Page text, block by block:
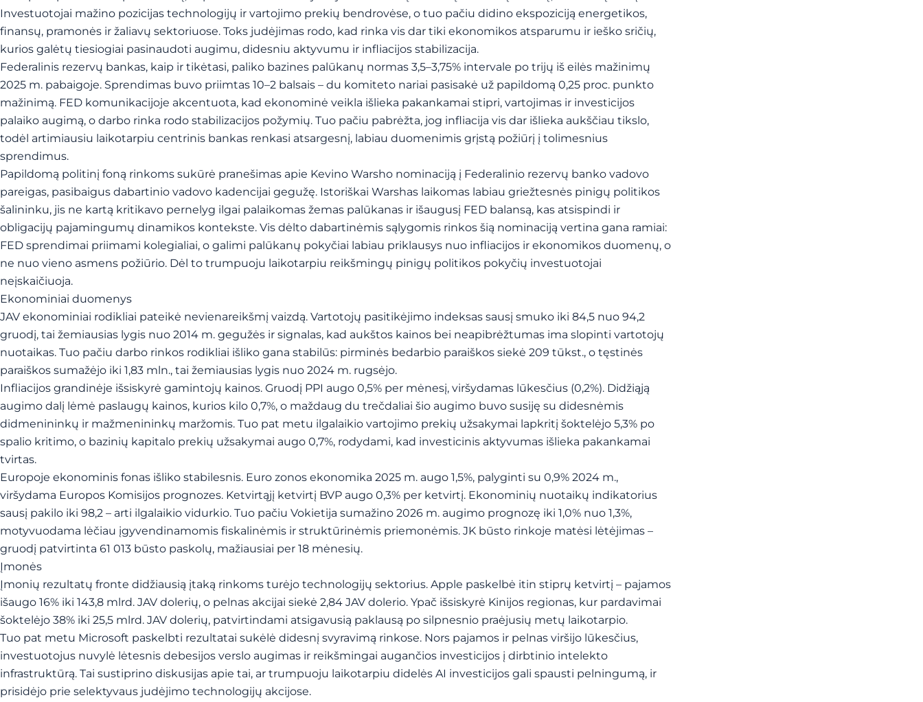
Investuotojai mažino pozicijas technologijų ir vartojimo prekių bendrovėse, o tuo pačiu didino ekspoziciją energetikos,
finansų, pramonės ir žaliavų sektoriuose. Toks judėjimas rodo, kad rinka vis dar tiki ekonomikos atsparumu ir ieško sričių,
kurios galėtų tiesiogiai pasinaudoti augimu, didesniu aktyvumu ir infliacijos stabilizacija.
Federalinis rezervų bankas, kaip ir tikėtasi, paliko bazines palūkanų normas 3,5–3,75% intervale po trijų iš eilės mažinimų
2025 m. pabaigoje. Sprendimas buvo priimtas 10–2 balsais – du komiteto nariai pasisakė už papildomą 0,25 proc. punkto
mažinimą. FED komunikacijoje akcentuota, kad ekonominė veikla išlieka pakankamai stipri, vartojimas ir investicijos
palaiko augimą, o darbo rinka rodo stabilizacijos požymių. Tuo pačiu pabrėžta, jog infliacija vis dar išlieka aukščiau tikslo,
todėl artimiausiu laikotarpiu centrinis bankas renkasi atsargesnį, labiau duomenimis grįstą požiūrį į tolimesnius
sprendimus.
Papildomą politinį foną rinkoms sukūrė pranešimas apie Kevino Warsho nominaciją į Federalinio rezervų banko vadovo
pareigas, pasibaigus dabartinio vadovo kadencijai gegužę. Istoriškai Warshas laikomas labiau griežtesnės pinigų politikos
šalininku, jis ne kartą kritikavo pernelyg ilgai palaikomas žemas palūkanas ir išaugusį FED balansą, kas atsispindi ir
obligacijų pajamingumų dinamikos kontekste. Vis dėlto dabartinėmis sąlygomis rinkos šią nominaciją vertina gana ramiai:
FED sprendimai priimami kolegialiai, o galimi palūkanų pokyčiai labiau priklausys nuo infliacijos ir ekonomikos duomenų, o
ne nuo vieno asmens požiūrio. Dėl to trumpuoju laikotarpiu reikšmingų pinigų politikos pokyčių investuotojai
neįskaičiuoja.
Ekonominiai duomenys
JAV ekonominiai rodikliai pateikė nevienareikšmį vaizdą. Vartotojų pasitikėjimo indeksas sausį smuko iki 84,5 nuo 94,2
gruodį, tai žemiausias lygis nuo 2014 m. gegužės ir signalas, kad aukštos kainos bei neapibrėžtumas ima slopinti vartotojų
nuotaikas. Tuo pačiu darbo rinkos rodikliai išliko gana stabilūs: pirminės bedarbio paraiškos siekė 209 tūkst., o tęstinės
paraiškos sumažėjo iki 1,83 mln., tai žemiausias lygis nuo 2024 m. rugsėjo.
Infliacijos grandinėje išsiskyrė gamintojų kainos. Gruodį PPI augo 0,5% per mėnesį, viršydamas lūkesčius (0,2%). Didžiąją
augimo dalį lėmė paslaugų kainos, kurios kilo 0,7%, o maždaug du trečdaliai šio augimo buvo susiję su didesnėmis
didmenininkų ir mažmenininkų maržomis. Tuo pat metu ilgalaikio vartojimo prekių užsakymai lapkritį šoktelėjo 5,3% po
spalio kritimo, o bazinių kapitalo prekių užsakymai augo 0,7%, rodydami, kad investicinis aktyvumas išlieka pakankamai
tvirtas.
Europoje ekonominis fonas išliko stabilesnis. Euro zonos ekonomika 2025 m. augo 1,5%, palyginti su 0,9% 2024 m.,
viršydama Europos Komisijos prognozes. Ketvirtąjį ketvirtį BVP augo 0,3% per ketvirtį. Ekonominių nuotaikų indikatorius
sausį pakilo iki 98,2 – arti ilgalaikio vidurkio. Tuo pačiu Vokietija sumažino 2026 m. augimo prognozę iki 1,0% nuo 1,3%,
motyvuodama lėčiau įgyvendinamomis fiskalinėmis ir struktūrinėmis priemonėmis. JK būsto rinkoje matėsi lėtėjimas –
gruodį patvirtinta 61 013 būsto paskolų, mažiausiai per 18 mėnesių.
Įmonės
Įmonių rezultatų fronte didžiausią įtaką rinkoms turėjo technologijų sektorius. Apple paskelbė itin stiprų ketvirtį – pajamos
išaugo 16% iki 143,8 mlrd. JAV dolerių, o pelnas akcijai siekė 2,84 JAV dolerio. Ypač išsiskyrė Kinijos regionas, kur pardavimai
šoktelėjo 38% iki 25,5 mlrd. JAV dolerių, patvirtindami atsigavusią paklausą po silpnesnio praėjusių metų laikotarpio.
Tuo pat metu Microsoft paskelbti rezultatai sukėlė didesnį svyravimą rinkose. Nors pajamos ir pelnas viršijo lūkesčius,
investuotojus nuvylė lėtesnis debesijos verslo augimas ir reikšmingai augančios investicijos į dirbtinio intelekto
infrastruktūrą. Tai sustiprino diskusijas apie tai, ar trumpuoju laikotarpiu didelės AI investicijos gali spausti pelningumą, ir
prisidėjo prie selektyvaus judėjimo technologijų akcijose.